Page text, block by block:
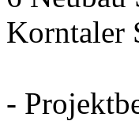
Korntaler
-